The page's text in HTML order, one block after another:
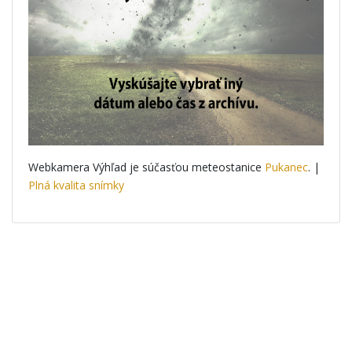
Webkamera Výhľad je súčasťou meteostanice Pukanec. |
Plná kvalita snímky